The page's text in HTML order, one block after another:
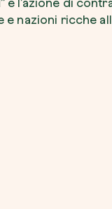
e l’azione di
e nazioni ricche